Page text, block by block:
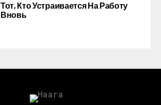
Тот, Кто Устраивается На Работу
Вновь